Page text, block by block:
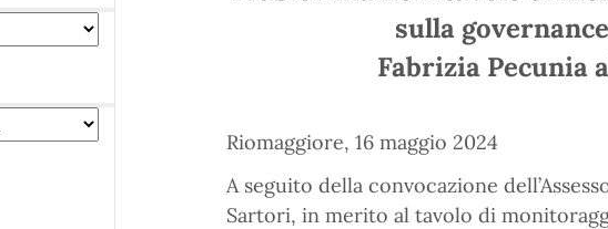
sulla
Fabrizia Pecunia
Riomaggiore, 16 maggio 2024
A seguito della convocazione
Sartori, in merito al tavolo di